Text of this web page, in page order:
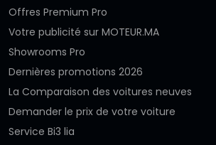
Offres Premium Pro
Votre publicité sur MOTEUR.MA
Showrooms Pro
Dernières promotions 2026
La Comparaison des voitures neuves
Demander le prix de votre voiture
Service Bi3 lia